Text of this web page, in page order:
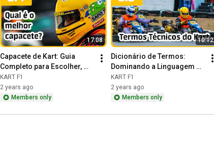
17:08
Capacete de Kart: Guia
Completo para Escolher,
Medir e Entender os Tipos!
KART F1
2 years ago
Members only
10:12
Dicionário de Termos:
Dominando a Linguagem
das Pistas!
KART F1
2 years ago
Members only